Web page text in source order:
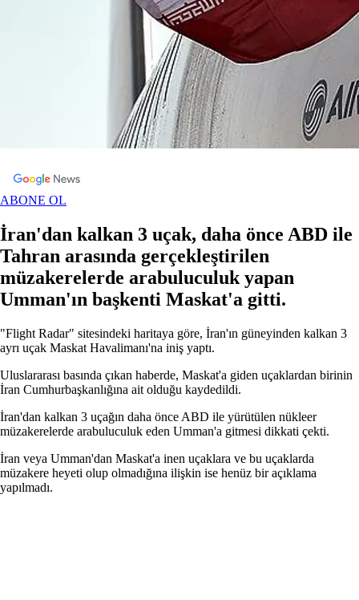
ABONE OL
İran'dan kalkan 3 uçak, daha önce ABD ile
Tahran arasında gerçekleştirilen
müzakerelerde arabuluculuk yapan
Umman'ın başkenti Maskat'a gitti.
"Flight Radar" sitesindeki haritaya göre, İran'ın güneyinden kalkan 3
ayrı uçak Maskat Havalimanı'na iniş yaptı.
Uluslararası basında çıkan haberde, Maskat'a giden uçaklardan birinin
İran Cumhurbaşkanlığına ait olduğu kaydedildi.
İran'dan kalkan 3 uçağın daha önce ABD ile yürütülen nükleer
müzakerelerde arabuluculuk eden Umman'a gitmesi dikkati çekti.
İran veya Umman'dan Maskat'a inen uçaklara ve bu uçaklarda
müzakere heyeti olup olmadığına ilişkin ise henüz bir açıklama
yapılmadı.